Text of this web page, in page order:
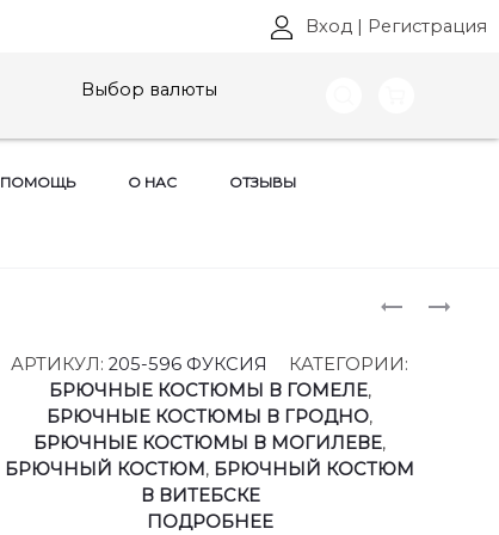
Вход | Регистрация
Выбор валюты
ПОМОЩЬ О НАС ОТЗЫВЫ
ЖАКЕТЫ
АРТ:
62
42-
АРТИКУЛ:205-596 ФУКСИЯ
КАТЕГОРИИ:
БРЮЧНЫЕ КОСТЮМЫ В ГОМЕЛЕ,
БРЮЧНЫЕ КОСТЮМЫ В ГРОДНО,
БРЮЧНЫЕ КОСТЮМЫ В МОГИЛЕВЕ,
БРЮЧНЫЙ КОСТЮМ, БРЮЧНЫЙ КОСТЮМ
В ВИТЕБСКЕ
ПОДРОБНЕЕ